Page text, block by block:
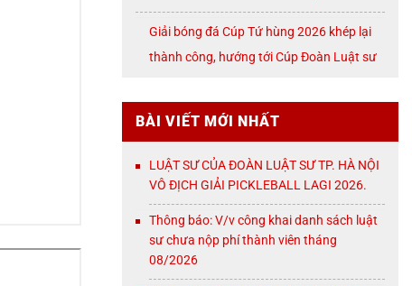
ĐOÀN VÕ CỔ TRUYỀN THÀNH PHỐ HÀ
Giải bóng đá Cúp Tứ hùng 2026 khép lại
thành công, hướng tới Cúp Đoàn Luật sư
BÀI VIẾT MỚI NHẤT
LUẬT SƯ CỦA ĐOÀN LUẬT SƯ TP. HÀ NỘI
VÔ ĐỊCH GIẢI PICKLEBALL LAGI 2026.
Thông báo: V/v công khai danh sách luật
sư chưa nộp phí thành viên tháng
08/2026